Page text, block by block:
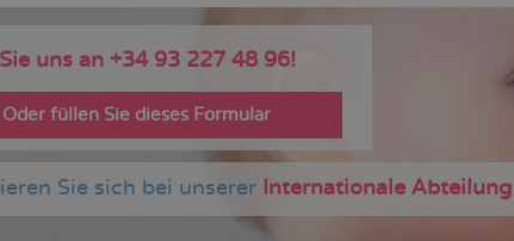
uns an +34 93 227 48 96!
Oder füllen Sie dieses Formular
Sie sich bei unserer Internationale Abteilung